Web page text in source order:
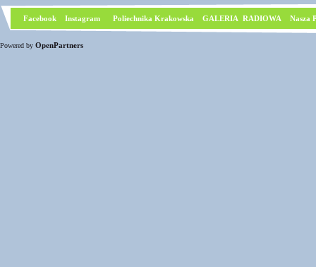
Facebook Instagram Poliechnika Krakowska GALERIA RADIOWA Nasza
Powered by OpenPartners